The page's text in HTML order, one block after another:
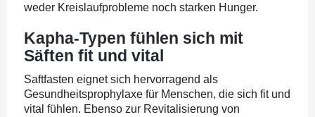
weder Kreislaufprobleme noch starken Hunger.
Kapha-Typen fühlen sich mit
Säften fit und vital
Saftfasten eignet sich hervorragend als
Gesundheitsprophylaxe für Menschen, die sich fit und
vital fühlen. Ebenso zur Revitalisierung von